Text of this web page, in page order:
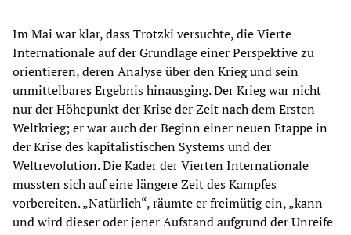
Im Mai war klar, dass Trotzki versuchte, die Vierte
Internationale auf der Grundlage einer Perspektive zu
orientieren, deren Analyse über den Krieg und sein
unmittelbares Ergebnis hinausging. Der Krieg war nicht
nur der Höhepunkt der Krise der Zeit nach dem Ersten
Weltkrieg; er war auch der Beginn einer neuen Etappe in
der Krise des kapitalistischen Systems und der
Weltrevolution. Die Kader der Vierten Internationale
mussten sich auf eine längere Zeit des Kampfes
vorbereiten. „Natürlich“, räumte er freimütig ein, „kann
und wird dieser oder jener Aufstand aufgrund der Unreife